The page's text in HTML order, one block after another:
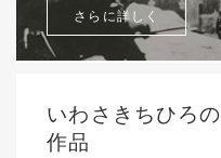
さらに詳しく
いわさきちひろの
作品